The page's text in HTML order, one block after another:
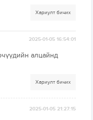
Хариулт бичих
2025-01-05 16:54:01
алцайнд
Хариулт бичих
2025-01-05 21:27:15